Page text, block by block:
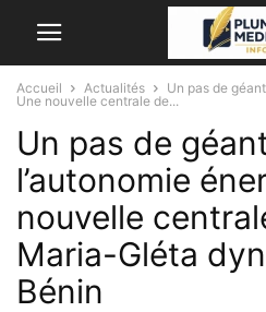
Accueil Actualités
Un pas de
Une nouvelle centrale de...
Un pas de
l’autonomie
nouvelle
Maria-Gléta
Bénin